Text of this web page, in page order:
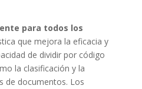
para todos los
que mejora la eficacia y
de dividir por código
la clasificación y la
de documentos. Los